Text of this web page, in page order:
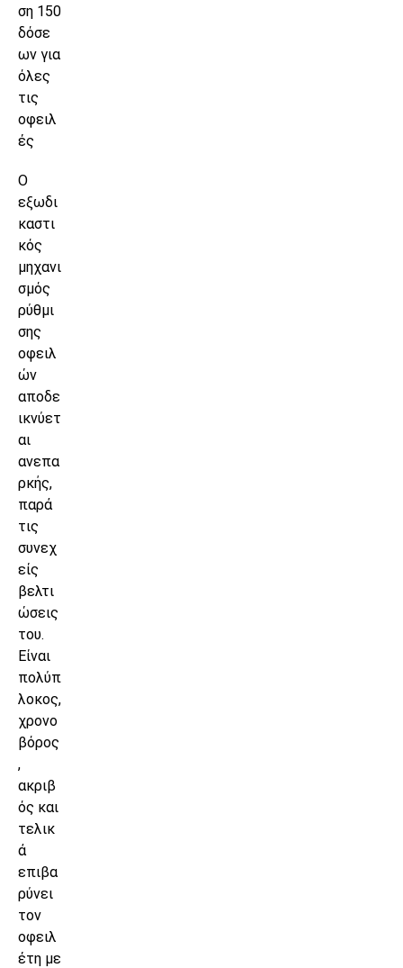
ση 150
δόσε
ων για
όλες
τις
οφειλ
ές
Ο
εξωδι
καστι
κός
μηχανι
σμός
ρύθμι
σης
οφειλ
ών
αποδε
ικνύετ
αι
ανεπα
ρκής,
παρά
τις
συνεχ
είς
βελτι
ώσεις
του.
Είναι
πολύπ
λοκος,
χρονο
βόρος
,
ακριβ
ός και
τελικ
ά
επιβα
ρύνει
τον
οφειλ
έτη με